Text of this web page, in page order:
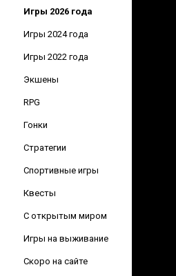
Игры 2026 года
Игры 2024 года
Игры 2022 года
Экшены
RPG
Гонки
Стратегии
Спортивные игры
Квесты
С открытым миром
Игры на выживание
Скоро на сайте